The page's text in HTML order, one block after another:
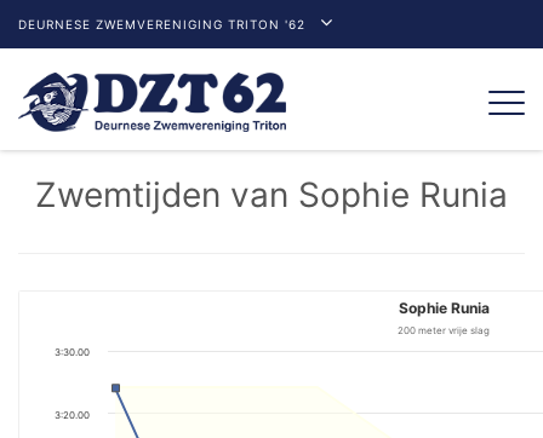
DEURNESE ZWEMVERENIGING TRITON '62
Zwemtijden van Sophie Runia
Sophie Runia
200 meter vrije slag
3:20.00
3:30.00